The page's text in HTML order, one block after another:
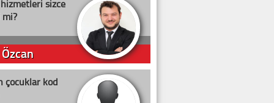
hizmetleri sizce
çocuklar kod